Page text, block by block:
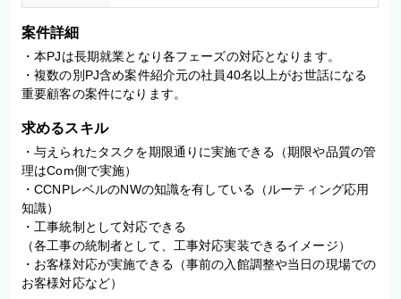
案件詳細
・本PJは長期就業となり各フェーズの対応となります。
・複数の別PJ含め案件紹介元の社員40名以上がお世話になる
重要顧客の案件になります。
求めるスキル
・与えられたタスクを期限通りに実施できる（期限や品質の管
理はCom側で実施）
・CCNPレベルのNWの知識を有している（ルーティング応用
知識）
・工事統制として対応できる
（各工事の統制者として、工事対応実装できるイメージ）
・お客様対応が実施できる（事前の入館調整や当日の現場での
お客様対応など）